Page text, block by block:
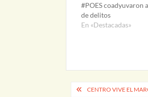
#POES coadyuvaron
de delitos
En «Destacadas»
Navegación
CENTRO VIVE EL